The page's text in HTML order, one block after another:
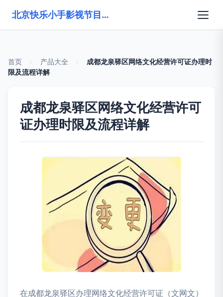
北京快乐小手影视节目制作有限公司
首页 产品大全
成都龙泉驿区网络文化经营许可证办理时
限及流程详解
成都龙泉驿区网络文化经营许可
证办理时限及流程详解
在成都龙泉驿区办理网络文化经营许可证（文网文）